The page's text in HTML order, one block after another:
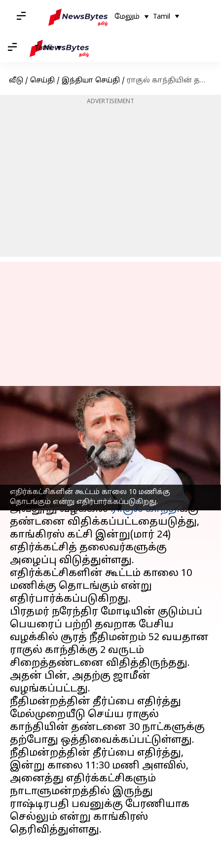
மேலும் Tamil
Tamil
வீடு / செய்தி / இந்தியா செய்தி / ராகுல் காந்தியின் தகுதி நீக்க பிரச்சனை: டெல்லியில் காங்கிரஸின் மாபெரும் போராட்டம்
ADVERTISEMENT
எதிர்க்கட்சிகளின் கூட்டம் காலை 10 மணிக்கு
தொடங்கும் என்று எதிர்பார்க்கப்படுகிறது.
ராகுல் காந்தியின் தகுதி
நீக்க பிரச்சனை:
டெல்லியில் காங்கிரஸின்
மாபெரும் போராட்டம்
எழுதியவர் Sindhuja SM Mar 24, 2023 10:46 am
செய்தி முன்னோட்டம்
அவதூறு வழக்கில்ராகுல் காந்திக்கு
தண்டனை விதிக்கப்பட்டதையடுத்து,
காங்கிரஸ் கட்சி இன்று(மார் 24)
எதிர்க்கட்சித் தலைவர்களுக்கு
அழைப்பு விடுத்துள்ளது.
எதிர்க்கட்சிகளின் கூட்டம் காலை 10
மணிக்கு தொடங்கும் என்று
எதிர்பார்க்கப்படுகிறது.
பிரதமர் நரேந்திர மோடியின் குடும்பப்
பெயரைப் பற்றி தவறாக பேசிய
வழக்கில் சூரத் நீதிமன்றம் 52 வயதான
ராகுல் காந்திக்கு 2 வருடம்
சிறைத்தண்டனை விதித்திருந்தது.
அதன் பின், அதற்கு ஜாமீன்
வழங்கப்பட்டது.
நீதிமன்றத்தின் தீர்ப்பை எதிர்த்து
மேல்முறையீடு செய்ய ராகுல்
காந்தியின் தண்டனை 30 நாட்களுக்கு
தற்போது ஒத்திவைக்கப்பட்டுள்ளது.
நீதிமன்றத்தின் தீர்ப்பை எதிர்த்து,
இன்று காலை 11:30 மணி அளவில்,
அனைத்து எதிர்க்கட்சிகளும்
நாடாளுமன்றத்தில் இருந்து
ராஷ்டிரபதி பவனுக்கு பேரணியாக
செல்லும் என்று காங்கிரஸ்